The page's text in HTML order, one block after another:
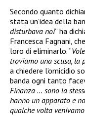
Secondo quanto
stata un’idea della
disturbava noi” ha
Francesca Fagnani,
loro di eliminarlo. “
troviamo una scusa, la
a chiedere l’omicidio
banda ogni tanto
Finanza … sono la
hanno un apparato e
qualche volta